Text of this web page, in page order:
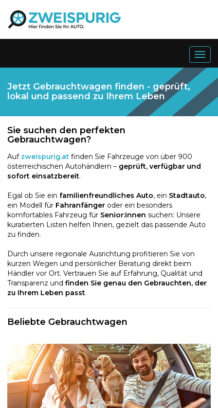
Jetzt Gebrauchtwagen finden - geprüft,
lokal und passend zu Ihrem Leben
Sie suchen den perfekten
Gebrauchtwagen?
Auf zweispurig.at finden Sie Fahrzeuge von über 900
österreichischen Autohändlern – geprüft, verfügbar und
sofort einsatzbereit.
Egal ob Sie ein familienfreundliches Auto, ein Stadtauto,
ein Modell für Fahranfänger oder ein besonders
komfortables Fahrzeug für Senior:innen suchen: Unsere
kuratierten Listen helfen Ihnen, gezielt das passende Auto
zu finden.
Durch unsere regionale Ausrichtung profitieren Sie von
kurzen Wegen und persönlicher Beratung direkt beim
Händler vor Ort. Vertrauen Sie auf Erfahrung, Qualität und
Transparenz und finden Sie genau den Gebrauchten, der
zu Ihrem Leben passt.
Beliebte Gebrauchtwagen